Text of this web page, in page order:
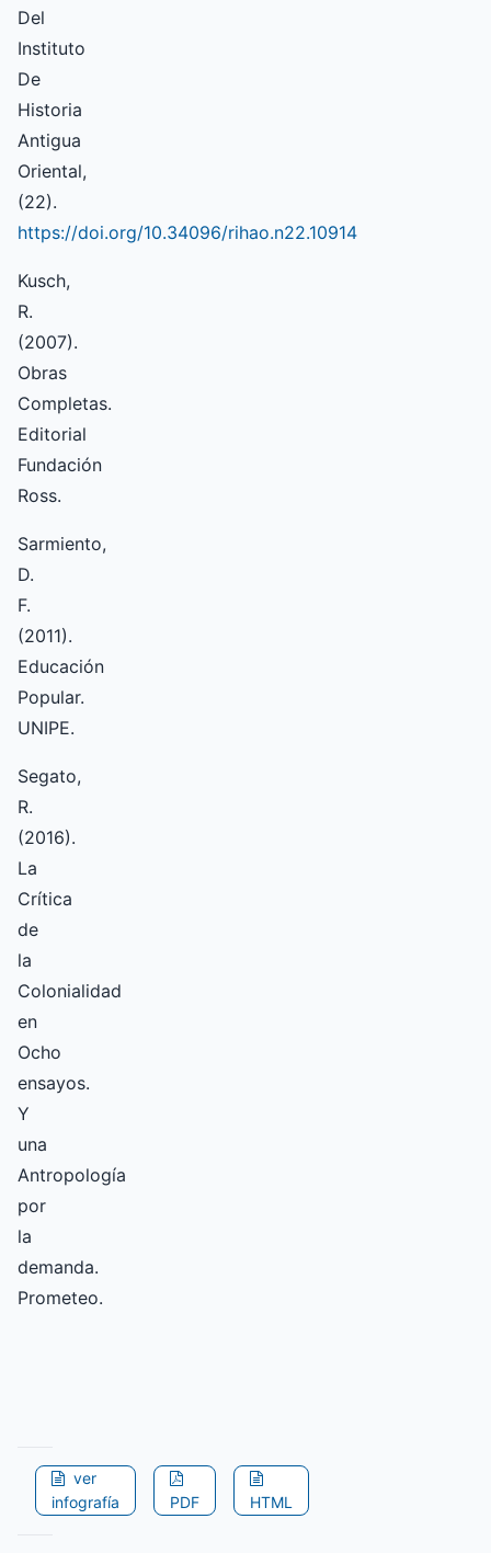
Del
Instituto
De
Historia
Antigua
Oriental,
(22).
https://doi.org/10.34096/rihao.n22.10914
Kusch,
R.
(2007).
Obras
Completas.
Editorial
Fundación
Ross.
Sarmiento,
D.
F.
(2011).
Educación
Popular.
UNIPE.
Segato,
R.
(2016).
La
Crítica
de
la
Colonialidad
en
Ocho
ensayos.
Y
una
Antropología
por
la
demanda.
Prometeo.
ver
infografía
PDF HTML